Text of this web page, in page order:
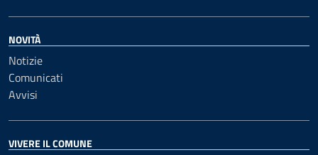
NOVITÀ
Notizie
Comunicati
Avvisi
VIVERE IL COMUNE